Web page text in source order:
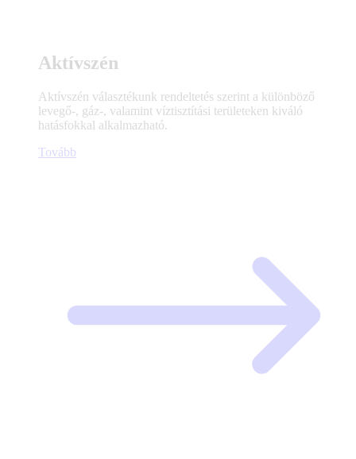
Aktívszén
Aktívszén választékunk rendeltetés szerint a különböző
levegő-, gáz-, valamint víztisztítási területeken kiváló
hatásfokkal alkalmazható.
Tovább